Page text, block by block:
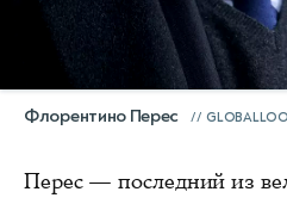
Флорентино Перес
Перес — последний из